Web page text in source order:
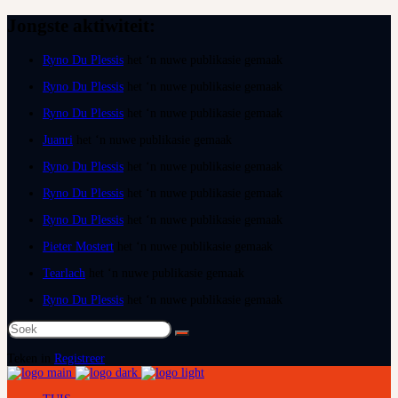
Ryno Du Plessis
Ryno Du Plessis
Ryno Du Plessis
Juanri
Ryno Du Plessis
Ryno Du Plessis
Ryno Du Plessis
Pieter Mostert
Tearlach
Ryno Du Plessis
Soek
na:
Registreer